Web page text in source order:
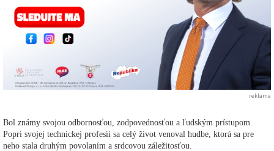
reklama
Bol známy svojou odbornosťou, zodpovednosťou a ľudským prístupom.
Popri svojej technickej profesii sa celý život venoval hudbe, ktorá sa pre
neho stala druhým povolaním a srdcovou záležitosťou.